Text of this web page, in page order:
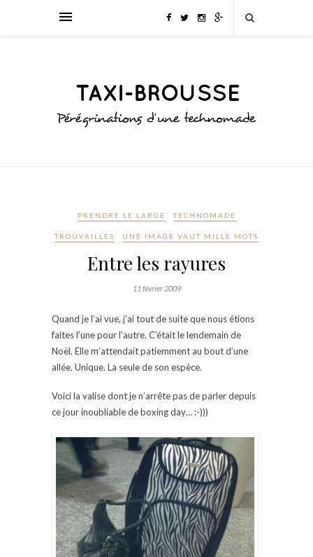
PRENDRE LE LARGE TECHNOMADE
TROUVAILLES UNE IMAGE VAUT MILLE MOTS
Entre les rayures
11 février 2009
Quand je l’ai vue, j’ai tout de suite que nous étions
faites l’une pour l’autre. C’était le lendemain de
Noël. Elle m’attendait patiemment au bout d’une
allée. Unique. La seule de son espèce.
Voici la valise dont je n’arrête pas de parler depuis
ce jour inoubliable de boxing day… :-)))